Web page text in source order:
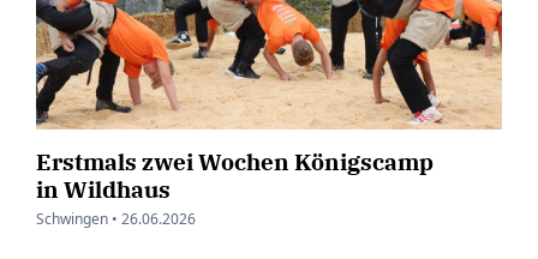
Erstmals zwei Wochen Königscamp
in Wildhaus
Schwingen • 26.06.2026